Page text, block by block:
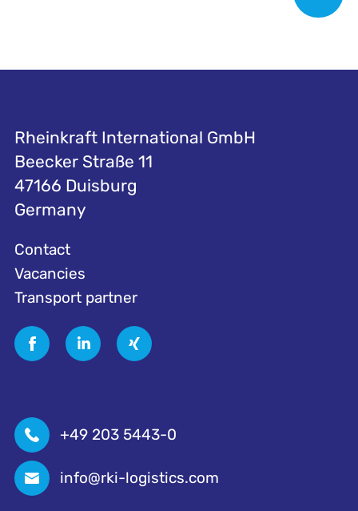
Rheinkraft International GmbH
Beecker Straße 11
47166 Duisburg
Germany
Contact
Vacancies
Transport partner
+49 203 5443-0
info@rki-logistics.com